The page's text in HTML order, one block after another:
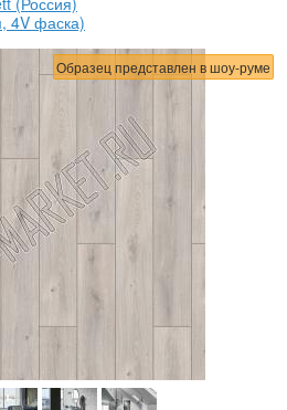
4V фаска)
Образец представлен в шоу-руме